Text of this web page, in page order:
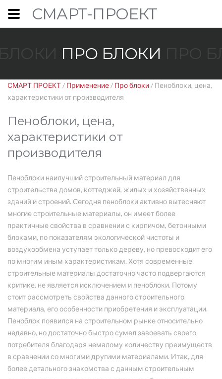
СМАРТ-ПРОЕКТ
ПРО БЛОКИ
СМАРТ ПРОЕКТ / Применение / Про блоки / Пеноблоки, цена,
характеристики от производителя
Пеноблоки, цена,
характеристики от
производителя
Пеноблоки наилучший строительный материал для
строительства домов, коттеджей, жилых и хозяйственных
зданий и строений. Сегодня пеноблоки активно вытесняют
многие строительные материалы, он имеет более
практичные свойства в сравнении с кирпичом, бетонными
блоками, по показателям экологической чистоты и
воздухообмена уступает только дереву, но превосходит его
по многим иным характеристикам. Хотя современные
строительные материалы достаточно часто подвергаются
критике, не является исключением и пеноблоки. Потому
стоит рассмотреть свойства данного строительного
материала, его особенности приобретения и эксплуатации.
Пеноблок появился на строительном рынке относительно
недавно, но достаточно быстро сумел завоевать своего
потребителя благодаря немалому количеству преимуществ
в сравнении со многими другими материалами. Итак, для
более детального знакомства с данным строительным